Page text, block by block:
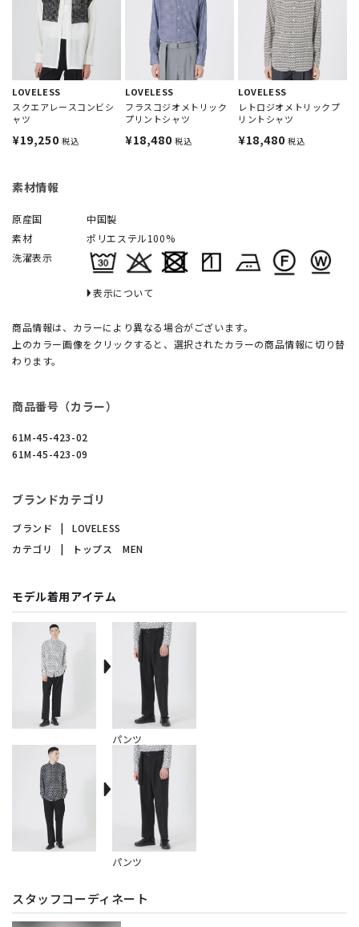
LOVELESS
スクエアレースコンビシ
ャツ
¥19,250 税込
LOVELESS
フラスコジオメトリック
プリントシャツ
¥18,480 税込
LOVELESS
レトロジオメトリックプ
リントシャツ
¥18,480 税込
素材情報
原産国
中国製
素材
ポリエステル100%
洗濯表示
表示について
商品情報は、カラーにより異なる場合がございます。
上のカラー画像をクリックすると、選択されたカラーの商品情報に切り替
わります。
商品番号（カラー）
61M-45-423-02
61M-45-423-09
ブランドカテゴリ
ブランド
LOVELESS
カテゴリ
トップス MEN
モデル着用アイテム
パンツ
パンツ
スタッフコーディネート